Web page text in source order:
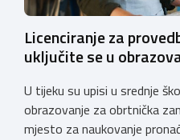
Licenciranje za
uključite se u
U tijeku su upisi u srednje
obrazovanje za obrtnička
mjesto za naukovanje